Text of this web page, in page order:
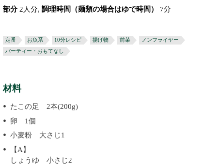
部分 2人分, 調理時間（麺類の場合はゆで時間） 7分
定番 お魚系 10分レシピ 揚げ物 前菜
ノンフライヤー
パーティー・おもてなし
材料
たこの足 2本(200g)
卵 1個
小麦粉 大さじ1
【A】
しょうゆ 小さじ2